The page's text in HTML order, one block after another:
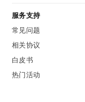
服务支持
常见问题
相关协议
白皮书
热门活动